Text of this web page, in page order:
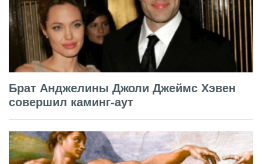
Брат Анджелины Джоли Джеймс Хэвен
совершил каминг-аут